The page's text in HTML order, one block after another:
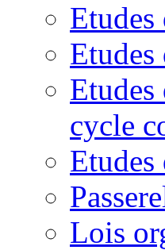
Etudes
cycle
Lois